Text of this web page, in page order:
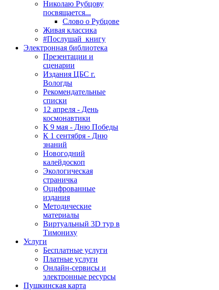
Николаю Рубцову
посвящается...
Слово о Рубцове
Живая классика
#Послушай_книгу
Электронная библиотека
Презентации и
сценарии
Издания ЦБС г.
Вологды
Рекомендательные
списки
12 апреля - День
космонавтики
К 9 мая - Дню Победы
К 1 сентября - Дню
знаний
Новогодний
калейдоскоп
Экологическая
страничка
Оцифрованные
издания
Методические
материалы
Виртуальный 3D тур в
Тимониху
Услуги
Бесплатные услуги
Платные услуги
Онлайн-сервисы и
электронные ресурсы
Пушкинская карта